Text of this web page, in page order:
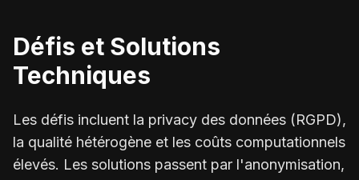
Défis et Solutions
Techniques
Les défis incluent la privacy des données (RGPD),
la qualité hétérogène et les coûts computationnels
élevés. Les solutions passent par l'anonymisation,